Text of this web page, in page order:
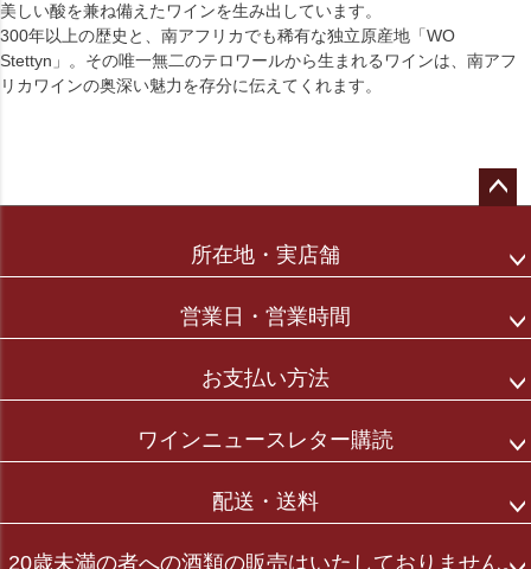
美しい酸を兼ね備えたワインを生み出しています。
300年以上の歴史と、南アフリカでも稀有な独立原産地「WO
Stettyn」。その唯一無二のテロワールから生まれるワインは、南アフ
リカワインの奥深い魅力を存分に伝えてくれます。
所在地・実店舗
営業日・営業時間
お支払い方法
ワインニュースレター購読
配送・送料
20歳未満の者への酒類の販売はいたしておりません。